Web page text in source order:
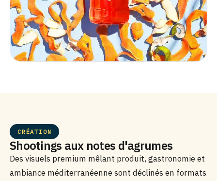
CRÉATION
Shootings aux notes d'agrumes
Des visuels premium mêlant produit, gastronomie et
ambiance méditerranéenne sont déclinés en formats